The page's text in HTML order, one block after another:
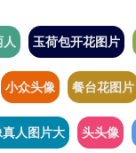
人 玉荷包开花图片
小众头像 餐台花图片
人图片大 头头像